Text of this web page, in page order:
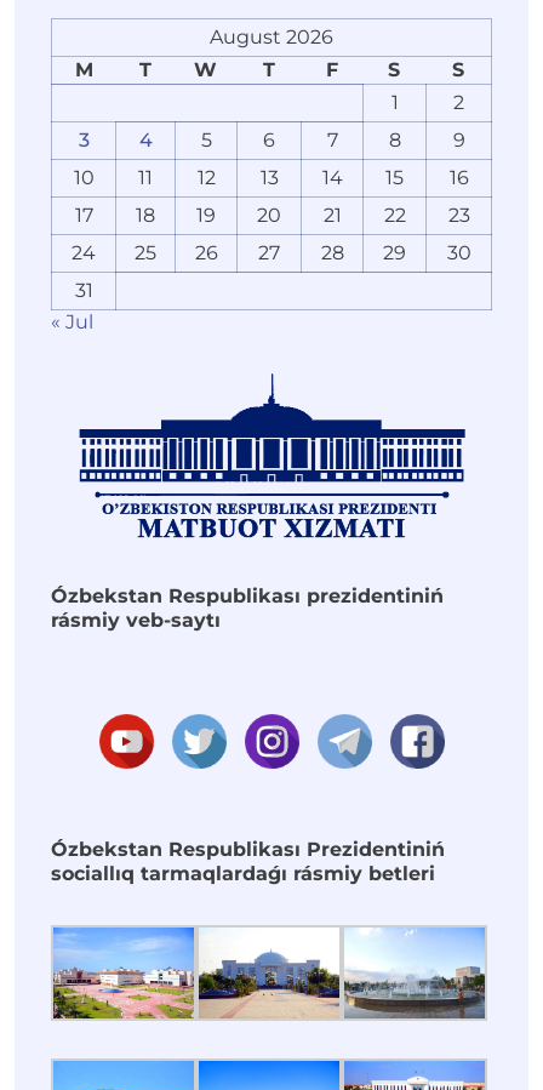
August 2026
M
T W T F S
S
1
2
3
4 5 6 7 8
9
10
11 12 13 14 15
16
17
18 19 20 21 22
23
24
25 26 27 28 29
30
31
« Jul
Ózbekstan Respublikası prezidentiniń
rásmiy veb-saytı
Ózbekstan Respublikası Prezidentiniń
sociallıq tarmaqlardaǵı rásmiy betleri